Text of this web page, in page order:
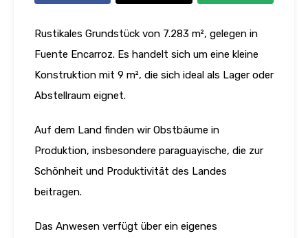
Rustikales Grundstück von 7.283 m², gelegen in
Fuente Encarroz. Es handelt sich um eine kleine
Konstruktion mit 9 m², die sich ideal als Lager oder
Abstellraum eignet.
Auf dem Land finden wir Obstbäume in
Produktion, insbesondere paraguayische, die zur
Schönheit und Produktivität des Landes
beitragen.
Das Anwesen verfügt über ein eigenes